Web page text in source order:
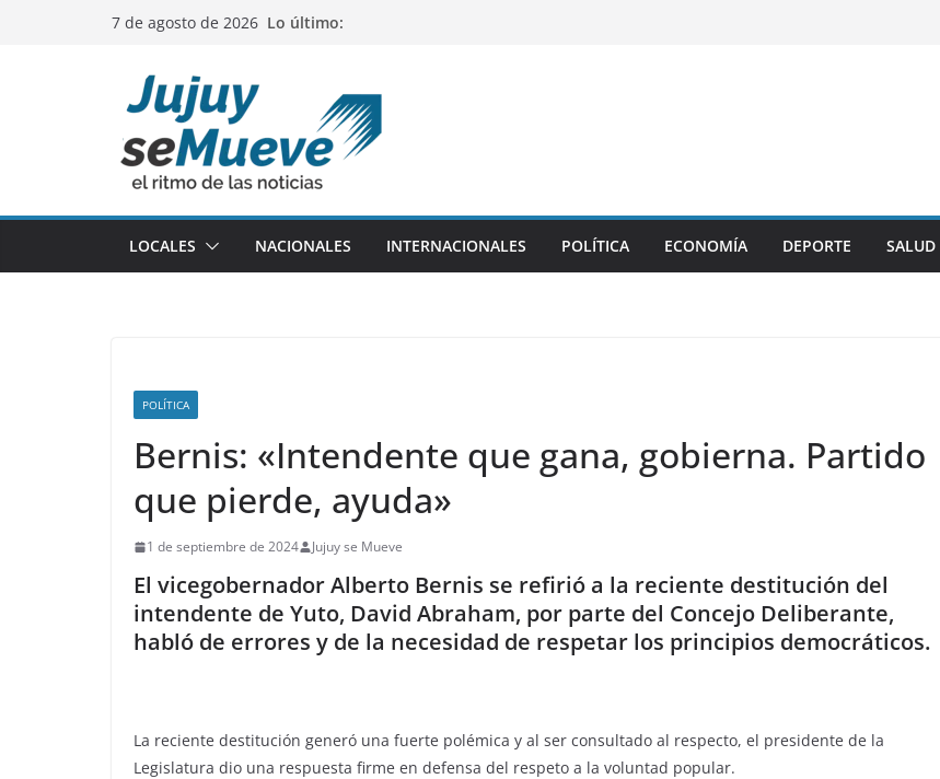
7 de agosto de 2026 Lo último:
LOCALES NACIONALES INTERNACIONALES POLÍTICA ECONOMÍA DEPORTE SALUD
POLÍTICA
Bernis: «Intendente que gana, gobierna. Partido
que pierde, ayuda»
1 de septiembre de 2024 Jujuy se Mueve
El vicegobernador Alberto Bernis se refirió a la reciente destitución del
intendente de Yuto, David Abraham, por parte del Concejo Deliberante,
habló de errores y de la necesidad de respetar los principios democráticos.
La reciente destitución generó una fuerte polémica y al ser consultado al respecto, el presidente de la
Legislatura dio una respuesta firme en defensa del respeto a la voluntad popular.